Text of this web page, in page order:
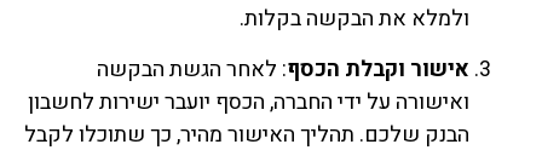
ולמלא את הבקשה בקלות.
אישור וקבלת הכסף: לאחר הגשת הבקשה
ואישורה על ידי החברה, הכסף יועבר ישירות לחשבון
הבנק שלכם. תהליך האישור מהיר, כך שתוכלו לקבל